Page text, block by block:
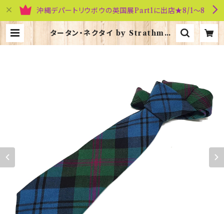
沖縄デパートリウボウの英国展Part1に出店★8/1～8
タータン・ネクタイ by Strathmor
e【Baird O.C.】00092-005 | 英